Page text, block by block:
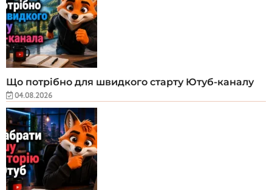
Що потрібно для швидкого старту Ютуб-каналу
04.08.2026